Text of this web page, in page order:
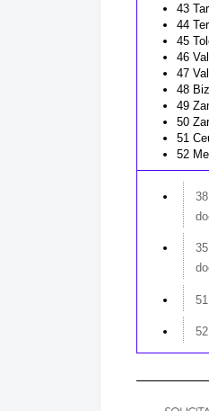
43
44
45
46
47
48
49
50
51
52